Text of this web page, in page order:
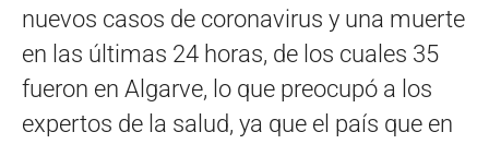
nuevos casos de coronavirus y una muerte
en las últimas 24 horas, de los cuales 35
fueron en Algarve, lo que preocupó a los
expertos de la salud, ya que el país que en